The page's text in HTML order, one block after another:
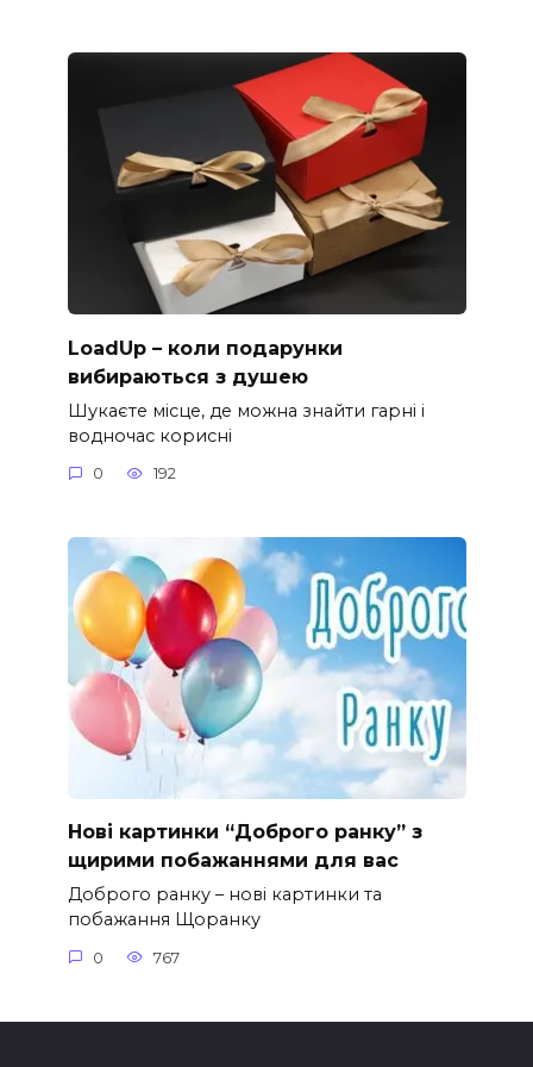
LoadUp – коли подарунки
вибираються з душею
Шукаєте місце, де можна знайти гарні і
водночас корисні
0 192
Нові картинки “Доброго ранку” з
щирими побажаннями для вас
Доброго ранку – нові картинки та
побажання Щоранку
0 767